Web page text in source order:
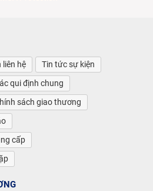
liên hệ
Tin tức sự kiện
qui định chung
sách giao thương
cấp